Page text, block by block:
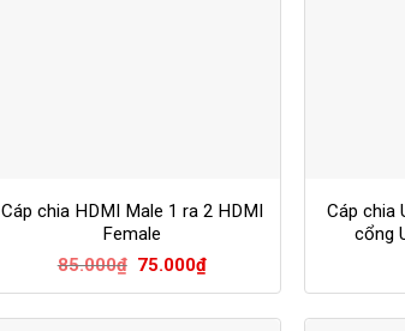
Cáp chia HDMI Male 1 ra 2 HDMI
Female
85.000₫ Giá
là:
85.000₫.
75.000₫Giá
tại
là:
Cáp chia
cổng